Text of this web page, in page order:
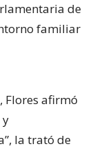
de
familiar
Flores afirmó
y
la trató de